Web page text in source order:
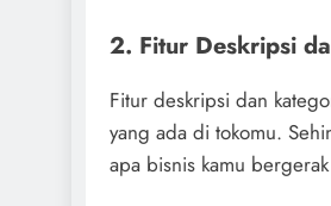
2. Fitur Deskripsi
Fitur deskripsi dan
yang ada di tokomu.
apa bisnis kamu